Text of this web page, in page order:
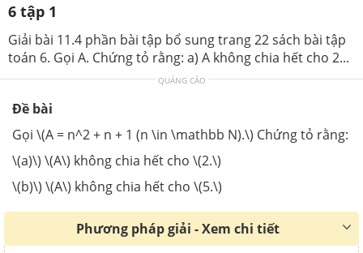
6 tập 1
Giải bài 11.4 phần bài tập bổ sung trang 22 sách bài tập
toán 6. Gọi A. Chứng tỏ rằng: a) A không chia hết cho 2...
QUẢNG CÁO
Đề bài
Gọi \(A = n^2 + n + 1 (n \in \mathbb N).\) Chứng tỏ rằng:
\(a)\) \(A\) không chia hết cho \(2.\)
\(b)\) \(A\) không chia hết cho \(5.\)
Phương pháp giải - Xem chi tiết